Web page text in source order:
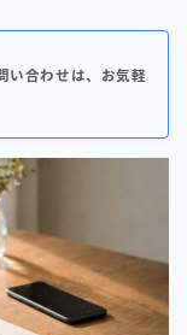
い合わせは、お気軽